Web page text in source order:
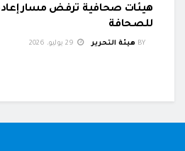
هيئات صحافية ترفض مسار
للصحافة
BY هيئة التحرير